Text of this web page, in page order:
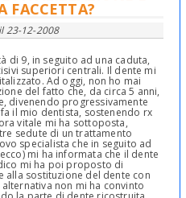
FACCETTA?
23-12-2008
di 9, in seguito ad una caduta,
superiori centrali. Il dente mi
Ad oggi, non ho mai
del fatto che, da circa 5 anni,
divenendo progressivamente
il mio dentista, sostenendo rx
vitale mi ha sottoposta,
sedute di un trattamento
specialista che in seguito ad
mi ha informata che il dente
mi ha poi proposto di
alla sostituzione del dente con
non mi ha convinto